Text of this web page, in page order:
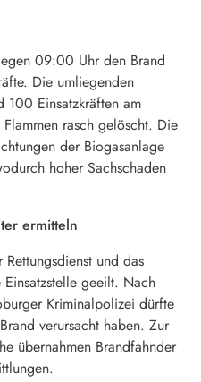
09:00 Uhr den Brand
Die umliegenden
100 Einsatzkräften am
rasch gelöscht. Die
der Biogasanlage
hoher Sachschaden
ermitteln
und das
geeilt. Nach
Kriminalpolizei dürfte
verursacht haben. Zur
übernahmen Brandfahnder